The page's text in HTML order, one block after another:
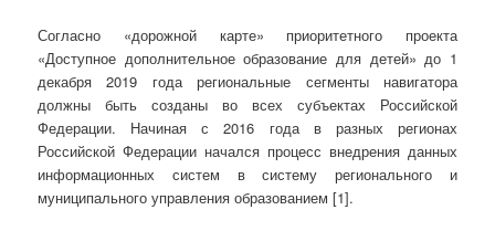
Согласно «дорожной карте» приоритетного проекта
«Доступное дополнительное образование для детей» до 1
декабря 2019 года региональные сегменты навигатора
должны быть созданы во всех субъектах Российской
Федерации. Начиная с 2016 года в разных регионах
Российской Федерации начался процесс внедрения данных
информационных систем в систему регионального и
муниципального управления образованием [1].